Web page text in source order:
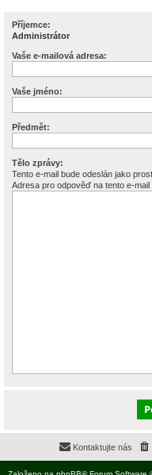
Příjemce:
Administrátor
Vaše e-mailová adresa:
Vaše jméno:
Předmět:
Tělo zprávy:
Tento e-mail bude odeslán jako
Adresa pro odpověď na tento e-mail
Kontaktujte nás